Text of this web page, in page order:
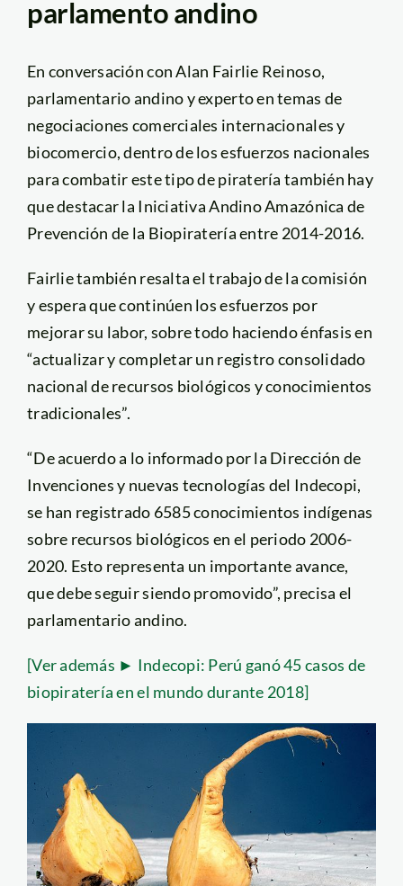
parlamento andino
En conversación con Alan Fairlie Reinoso,
parlamentario andino y experto en temas de
negociaciones comerciales internacionales y
biocomercio, dentro de los esfuerzos nacionales
para combatir este tipo de piratería también hay
que destacar la Iniciativa Andino Amazónica de
Prevención de la Biopiratería entre 2014-2016.
Fairlie también resalta el trabajo de la comisión
y espera que continúen los esfuerzos por
mejorar su labor, sobre todo haciendo énfasis en
“actualizar y completar un registro consolidado
nacional de recursos biológicos y conocimientos
tradicionales”.
“De acuerdo a lo informado por la Dirección de
Invenciones y nuevas tecnologías del Indecopi,
se han registrado 6585 conocimientos indígenas
sobre recursos biológicos en el periodo 2006-
2020. Esto representa un importante avance,
que debe seguir siendo promovido”, precisa el
parlamentario andino.
[Ver además ► Indecopi: Perú ganó 45 casos de
biopiratería en el mundo durante 2018]